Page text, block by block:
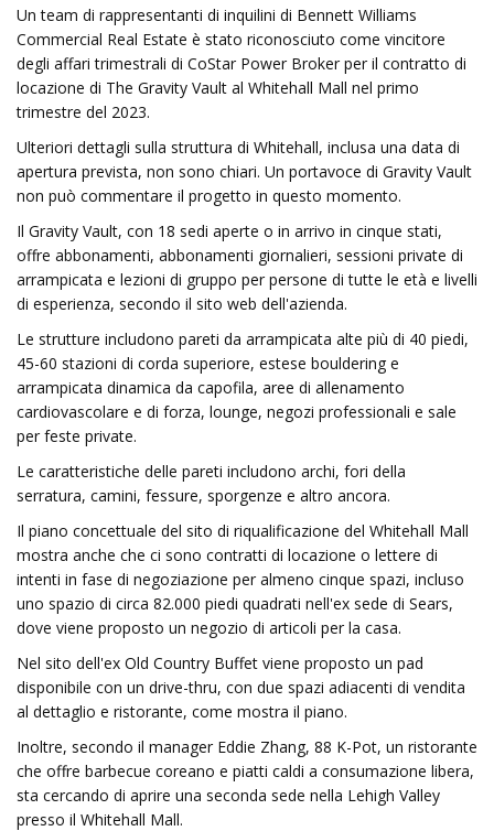
Un team di rappresentanti di inquilini di Bennett Williams
Commercial Real Estate è stato riconosciuto come vincitore
degli affari trimestrali di CoStar Power Broker per il contratto di
locazione di The Gravity Vault al Whitehall Mall nel primo
trimestre del 2023.
Ulteriori dettagli sulla struttura di Whitehall, inclusa una data di
apertura prevista, non sono chiari. Un portavoce di Gravity Vault
non può commentare il progetto in questo momento.
Il Gravity Vault, con 18 sedi aperte o in arrivo in cinque stati,
offre abbonamenti, abbonamenti giornalieri, sessioni private di
arrampicata e lezioni di gruppo per persone di tutte le età e livelli
di esperienza, secondo il sito web dell'azienda.
Le strutture includono pareti da arrampicata alte più di 40 piedi,
45-60 stazioni di corda superiore, estese bouldering e
arrampicata dinamica da capofila, aree di allenamento
cardiovascolare e di forza, lounge, negozi professionali e sale
per feste private.
Le caratteristiche delle pareti includono archi, fori della
serratura, camini, fessure, sporgenze e altro ancora.
Il piano concettuale del sito di riqualificazione del Whitehall Mall
mostra anche che ci sono contratti di locazione o lettere di
intenti in fase di negoziazione per almeno cinque spazi, incluso
uno spazio di circa 82.000 piedi quadrati nell'ex sede di Sears,
dove viene proposto un negozio di articoli per la casa.
Nel sito dell'ex Old Country Buffet viene proposto un pad
disponibile con un drive-thru, con due spazi adiacenti di vendita
al dettaglio e ristorante, come mostra il piano.
Inoltre, secondo il manager Eddie Zhang, 88 K-Pot, un ristorante
che offre barbecue coreano e piatti caldi a consumazione libera,
sta cercando di aprire una seconda sede nella Lehigh Valley
presso il Whitehall Mall.